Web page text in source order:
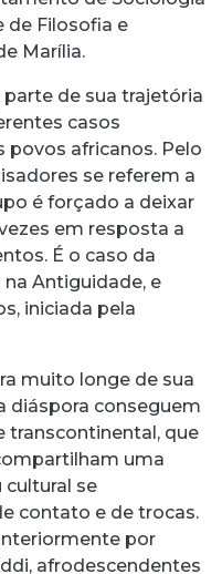
de Filosofia e
Marília.
de sua trajetória
casos
povos africanos. Pelo
se referem a
é forçado a deixar
em resposta a
É o caso da
Antiguidade, e
iniciada pela
muito longe de sua
diáspora conseguem
transcontinental, que
uma
se
contato e de trocas.
por
afrodescendentes